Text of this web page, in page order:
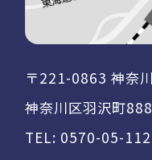
〒221-0863 神奈
神奈川区羽沢町888
TEL: 0570-05-